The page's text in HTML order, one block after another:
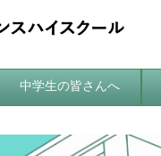
中学生の皆さんへ